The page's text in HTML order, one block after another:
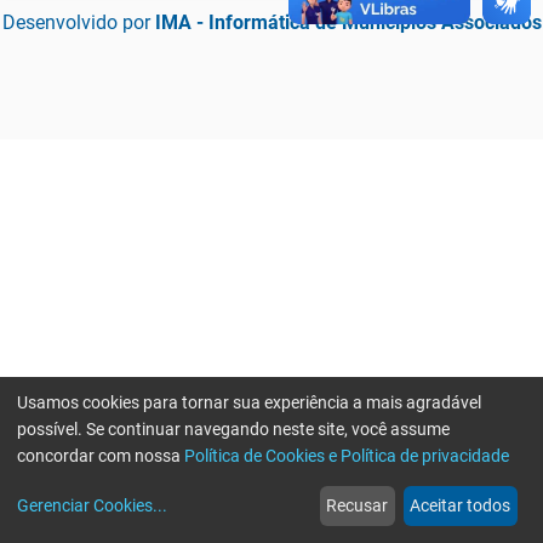
Desenvolvido por IMA - Informática de Municípios Associados
web
Notícias
more_horiz
Mais
Usamos cookies para tornar sua experiência a mais agradável
possível. Se continuar navegando neste site, você assume
concordar com nossa Política de Cookies e Política de privacidade
Gerenciar Cookies... Recusar Aceitar todos
Erro ao enviar informações, por favor tente novamente